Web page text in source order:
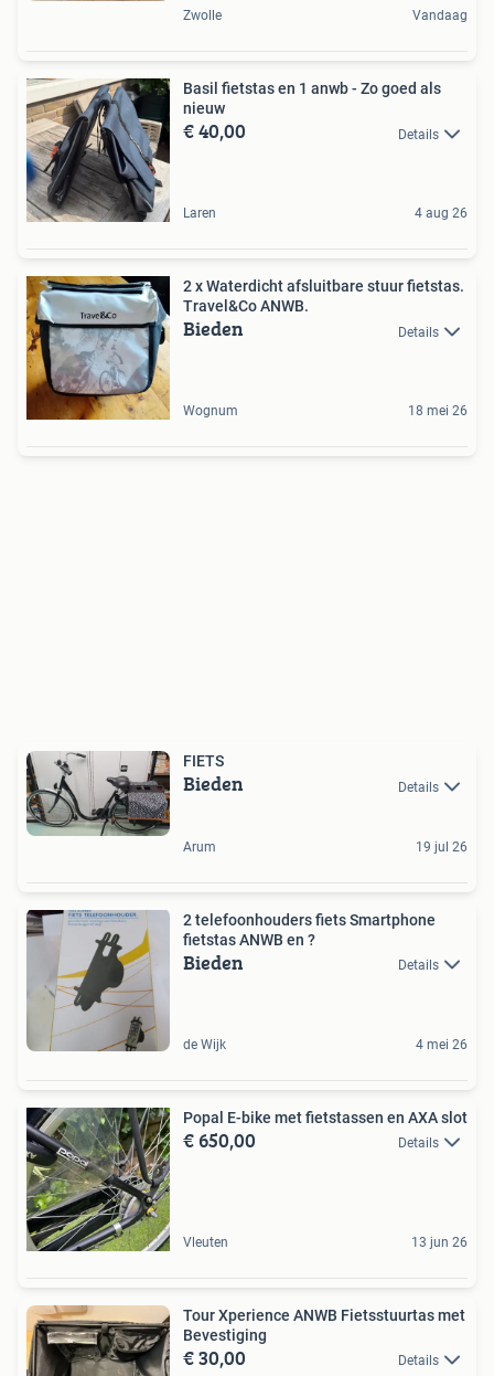
Zwolle Vandaag
Basil fietstas en 1 anwb - Zo goed als
nieuw
€ 40,00 Details
Laren 4 aug 26
2 x Waterdicht afsluitbare stuur fietstas.
Travel&Co ANWB.
Bieden Details
Wognum 18 mei 26
FIETS
Bieden Details
Arum 19 jul 26
2 telefoonhouders fiets Smartphone
fietstas ANWB en ?
Bieden Details
de Wijk 4 mei 26
Popal E-bike met fietstassen en AXA slot
€ 650,00 Details
Vleuten 13 jun 26
Tour Xperience ANWB Fietsstuurtas met
Bevestiging
€ 30,00 Details